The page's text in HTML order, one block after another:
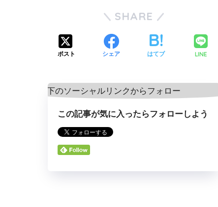
SHARE
ポスト シェア はてブ LINE
この記事が気に入ったらフォローしよう